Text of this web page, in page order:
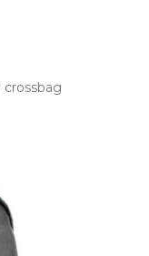
crossbag